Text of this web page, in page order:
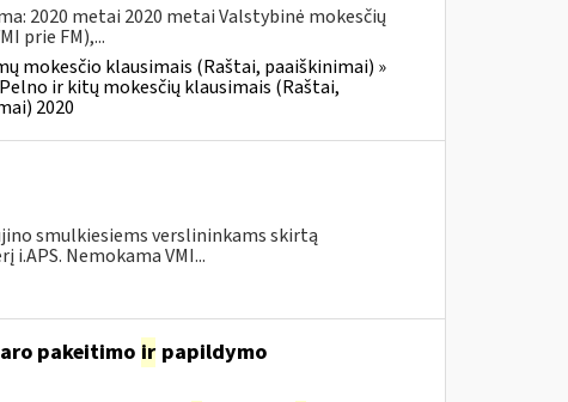
2020 metai 2020 metai Valstybinė mokesčių
prie FM),...
mokesčio klausimais (Raštai, paaiškinimai) »
ir kitų mokesčių klausimais (Raštai,
2020
smulkiesiems verslininkams skirtą
Nemokama VMI...
pakeitimo irpapildymo